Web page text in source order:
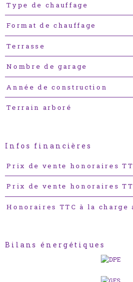
Type de chauffage
Format de chauffage
Terrasse
Nombre de garage
Année de construction
Terrain arboré
Infos financières
Caractéristiques Valeurs
Prix de vente honoraires
Prix de vente honoraires
Honoraires TTC à la charge
Bilans énergétiques